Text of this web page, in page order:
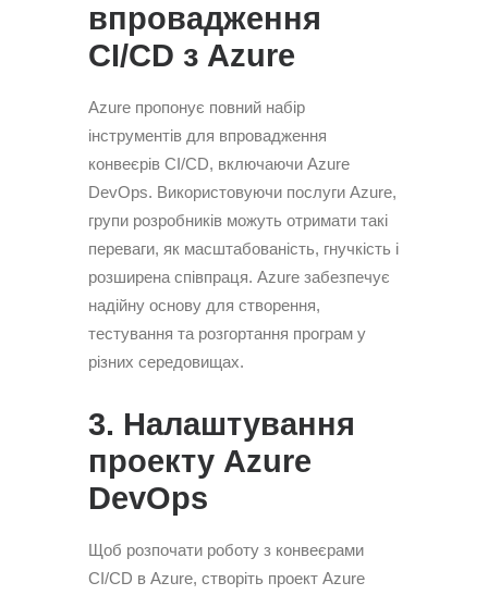
впровадження
CI/CD з Azure
Azure пропонує повний набір
інструментів для впровадження
конвеєрів CI/CD, включаючи Azure
DevOps. Використовуючи послуги Azure,
групи розробників можуть отримати такі
переваги, як масштабованість, гнучкість і
розширена співпраця. Azure забезпечує
надійну основу для створення,
тестування та розгортання програм у
різних середовищах.
3. Налаштування
проекту Azure
DevOps
Щоб розпочати роботу з конвеєрами
CI/CD в Azure, створіть проект Azure